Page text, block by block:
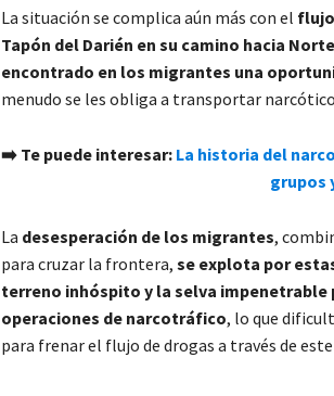
La situación se complica aún más con el
Tapón del Darién en su camino hacia
encontrado en los migrantes una
menudo se les obliga a transportar
➡️ Te puede interesar: La historia del
grupos
La desesperación de los migrantes,
para cruzar la frontera, se explota por
terreno inhóspito y la selva
operaciones de narcotráfico, lo que
para frenar el flujo de drogas a través de